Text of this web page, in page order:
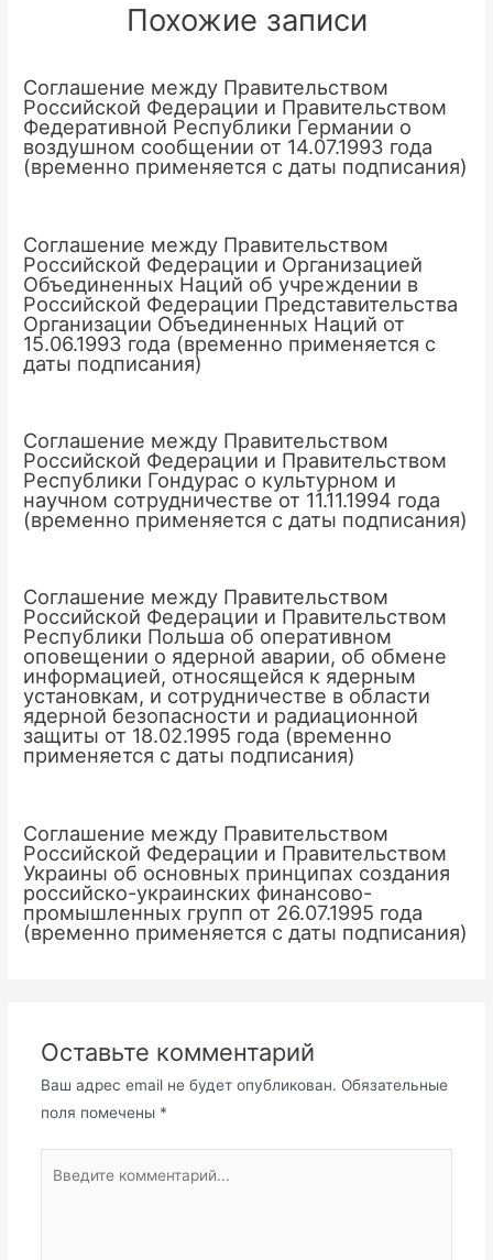
Похожие записи
Соглашение между Правительством
Российской Федерации и Правительством
Федеративной Республики Германии о
воздушном сообщении от 14.07.1993 года
(временно применяется с даты подписания)
Соглашение между Правительством
Российской Федерации и Организацией
Объединенных Наций об учреждении в
Российской Федерации Представительства
Организации Объединенных Наций от
15.06.1993 года (временно применяется с
даты подписания)
Соглашение между Правительством
Российской Федерации и Правительством
Республики Гондурас о культурном и
научном сотрудничестве от 11.11.1994 года
(временно применяется с даты подписания)
Соглашение между Правительством
Российской Федерации и Правительством
Республики Польша об оперативном
оповещении о ядерной аварии, об обмене
информацией, относящейся к ядерным
установкам, и сотрудничестве в области
ядерной безопасности и радиационной
защиты от 18.02.1995 года (временно
применяется с даты подписания)
Соглашение между Правительством
Российской Федерации и Правительством
Украины об основных принципах создания
российско-украинских финансово-
промышленных групп от 26.07.1995 года
(временно применяется с даты подписания)
Оставьте комментарий
Ваш адрес email не будет опубликован. Обязательные
поля помечены *
комментарий...